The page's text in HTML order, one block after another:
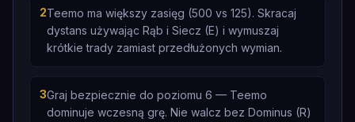
2Teemo ma większy zasięg (500 vs 125). Skracaj
dystans używając Rąb i Siecz (E) i wymuszaj
krótkie trady zamiast przedłużonych wymian.
3Graj bezpiecznie do poziomu 6 — Teemo
dominuje wczesną grę. Nie walcz bez Dominus (R)